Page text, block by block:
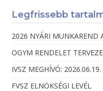
Legfrissebb
2026 NYÁRI MUNKAREND
OGYM RENDELET
IVSZ MEGHÍVÓ:
FVSZ ELNÖKSÉGI LEVÉL